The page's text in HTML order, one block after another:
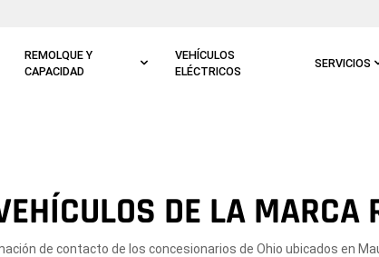
REMOLQUE Y
CAPACIDAD
VEHÍCULOS
ELÉCTRICOS
SERVICIOS
DE LA MARCA
de contacto de los concesionarios de Ohio ubicados en